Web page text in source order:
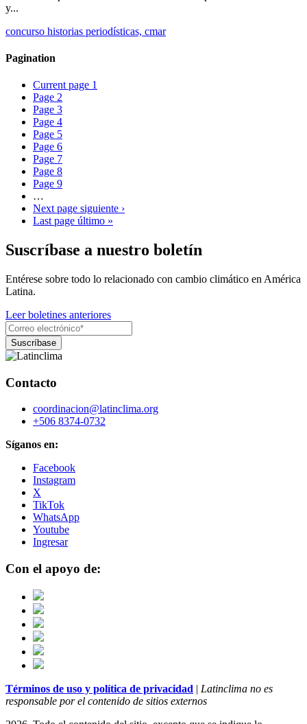
y...
concurso historias periodísticas, cmar
Pagination
Current page 1
Page 2
Page 3
Page 4
Page 5
Page 6
Page 7
Page 8
Page 9
…
Next page siguiente ›
Last page último »
Suscríbase a nuestro boletín
Entérese sobre todo lo relacionado con cambio climático en América
Latina.
Leer boletines anteriores
Contacto
coordinacion@latinclima.org
+506 8374-0732
Síganos en:
Facebook
Instagram
X
TikTok
WhatsApp
Youtube
Ingresar
Con el apoyo de:
Términos de uso y política de privacidad | Latinclima no es
responsable por el contenido de sitios externos